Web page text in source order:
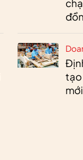
tạo